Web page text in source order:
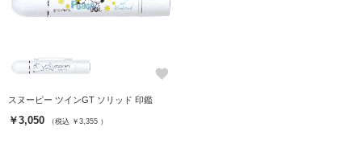
favorite
スヌーピー ツインGT ソリッド 印鑑
￥3,050 （税込 ￥3,355 ）